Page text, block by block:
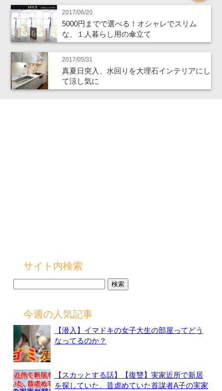
2017/06/20
5000円までで選べる！オシャレでスリム
な、１人暮らし用の傘立て
2017/05/31
真夏日突入、水回りを大理石インテリアにし
て涼し気に
サイト内検索
今週の人気記事
【潜入】イマドキの女子大生の部屋ってどう
なってるのか？
【スカッとする話】【復讐】実家近所で新居
を探していた、昔虐めていた首謀者A子の実家